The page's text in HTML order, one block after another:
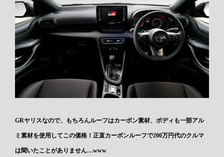
GRヤリスなので、もちろんルーフはカーボン素材、ボディも一部アル
ミ素材を使用してこの価格！正直カーボンルーフで200万円代のクルマ
は聞いたことがありません…www